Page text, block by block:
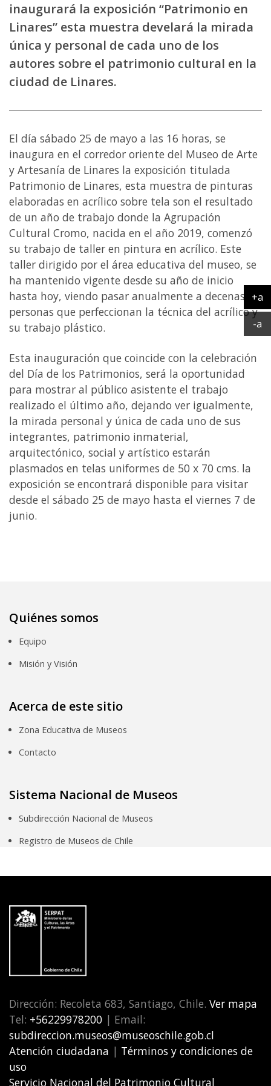
inaugurará la exposición “Patrimonio en
Linares” esta muestra develará la mirada
única y personal de cada uno de los
autores sobre el patrimonio cultural en la
ciudad de Linares.
El día sábado 25 de mayo a las 16 horas, se
inaugura en el corredor oriente del Museo de Arte
y Artesanía de Linares la exposición titulada
Patrimonio de Linares, esta muestra de pinturas
elaboradas en acrílico sobre tela son el resultado
de un año de trabajo donde la Agrupación
Cultural Cromo, nacida en el año 2019, comenzó
su trabajo de taller en pintura en acrílico. Este
taller dirigido por el área educativa del museo, se
ha mantenido vigente desde su año de inicio
hasta hoy, viendo pasar anualmente a decenas de
personas que perfeccionan la técnica del acrílico y
su trabajo plástico.
Esta inauguración que coincide con la celebración
del Día de los Patrimonios, será la oportunidad
para mostrar al público asistente el trabajo
realizado el último año, dejando ver igualmente,
la mirada personal y única de cada uno de sus
integrantes, patrimonio inmaterial,
arquitectónico, social y artístico estarán
plasmados en telas uniformes de 50 x 70 cms. la
exposición se encontrará disponible para visitar
desde el sábado 25 de mayo hasta el viernes 7 de
junio.
Quiénes somos
Equipo
Misión y Visión
Acerca de este sitio
Zona Educativa de Museos
Contacto
Sistema Nacional de Museos
Subdirección Nacional de Museos
Registro de Museos de Chile
Dirección: Recoleta 683, Santiago, Chile. Ver mapa
Tel: +56229978200 | Email:
subdireccion.museos@museoschile.gob.cl
Atención ciudadana | Términos y condiciones de
uso
Servicio Nacional del Patrimonio Cultural
+a
-a